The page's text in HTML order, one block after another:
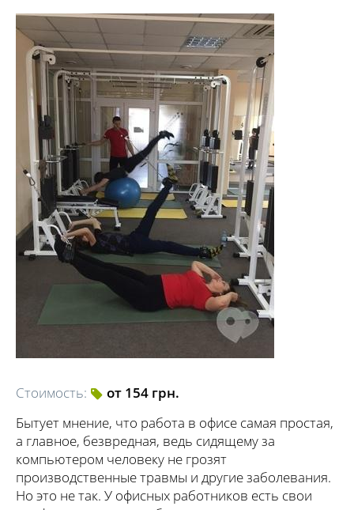
Стоимость:
от 154 грн.
Бытует мнение, что работа в офисе самая простая,
а главное, безвредная, ведь сидящему за
компьютером человеку не грозят
производственные травмы и другие заболевания.
Но это не так. У офисных работников есть свои